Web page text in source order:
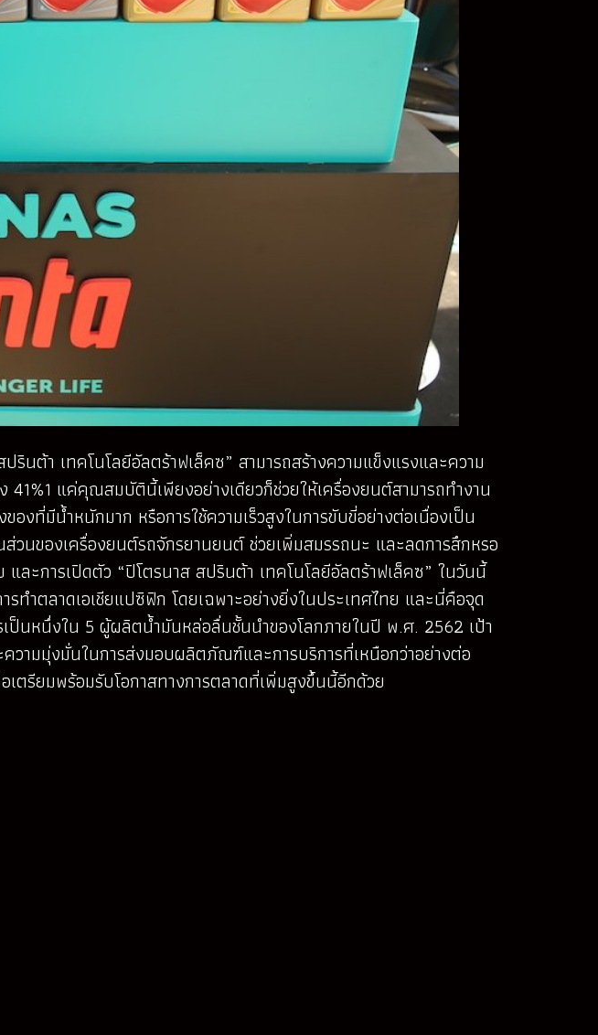
นต้า เทคโนโลยีอัลตร้าฟเล็คซ” สามารถสร้างความแข็งแรงและความ
แค่คุณสมบัตินี้เพียงอย่างเดียวก็ช่วยให้เครื่องยนต์สามารถทำงาน
งที่มีน้ำหนักมาก หรือการใช้ความเร็วสูงในการขับขี่อย่างต่อเนื่องเป็น
วนของเครื่องยนต์รถจักรยานยนต์ ช่วยเพิ่มสมรรถนะ และลดการสึกหรอ
ละการเปิดตัว “ปิโตรนาส สปรินต้า เทคโนโลยีอัลตร้าฟเล็คซ” ในวันนี้
ำตลาดเอเชียแปซิฟิก โดยเฉพาะอย่างยิ่งในประเทศไทย และนี่คือจุด
นหนึ่งใน 5 ผู้ผลิตน้ำมันหล่อลื่นชั้นนำของโลกภายในปี พ.ศ. 2562 เป้า
ามมุ่งมั่นในการส่งมอบผลิตภัณฑ์และการบริการที่เหนือกว่าอย่างต่อ
รียมพร้อมรับโอกาสทางการตลาดที่เพิ่มสูงขึ้นนี้อีกด้วย